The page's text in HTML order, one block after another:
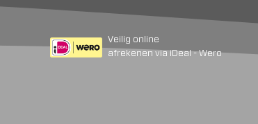
Veilig online
afrekenen via iDeal - Wero